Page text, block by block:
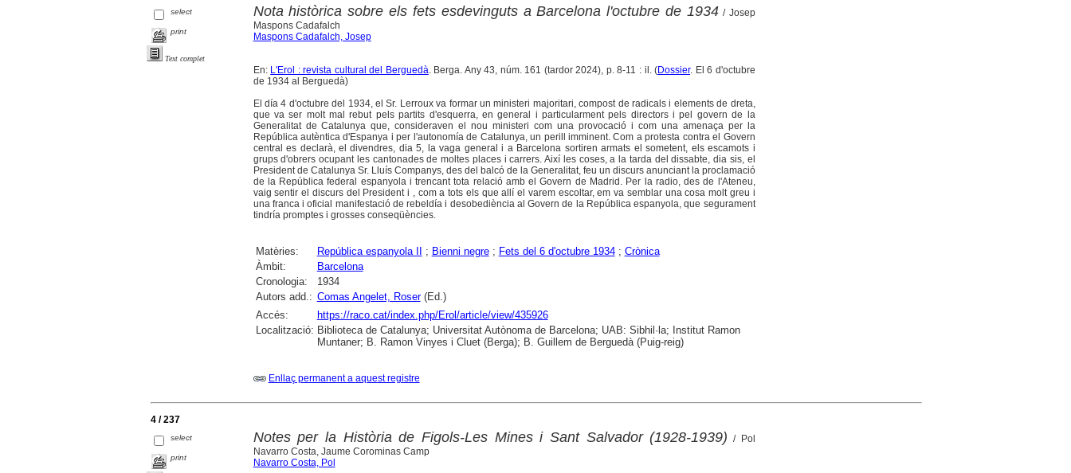
select
print
Text complet
Nota històrica sobre els fets esdevinguts a Barcelona l'octubre de 1934/ Josep
Maspons Cadafalch
Maspons Cadafalch, Josep
En: L'Erol : revista cultural del Berguedà. Berga. Any 43, núm. 161 (tardor 2024), p. 8-11 : il. (Dossier. El 6 d'octubre
de 1934 al Berguedà)
El día 4 d'octubre del 1934, el Sr. Lerroux va formar un ministeri majoritari, compost de radicals i elements de dreta,
que va ser molt mal rebut pels partits d'esquerra, en general i particularment pels directors i pel govern de la
Generalitat de Catalunya que, consideraven el nou ministeri com una provocació i com una amenaça per la
República autèntica d'Espanya i per l'autonomía de Catalunya, un perill imminent. Com a protesta contra el Govern
central es declarà, el divendres, dia 5, la vaga general i a Barcelona sortiren armats el sometent, els escamots i
grups d'obrers ocupant les cantonades de moltes places i carrers. Així les coses, a la tarda del dissabte, dia sis, el
President de Catalunya Sr. Lluís Companys, des del balcó de la Generalitat, feu un discurs anunciant la proclamació
de la República federal espanyola i trencant tota relació amb el Govern de Madrid. Per la radio, des de l'Ateneu,
vaig sentir el discurs del President i , com a tots els que allí el varem escoltar, em va semblar una cosa molt greu i
una franca i oficial manifestació de rebeldía i desobediència al Govern de la República espanyola, que segurament
tindría promptes i grosses conseqüències.
Matèries: República espanyola II ; Bienni negre; Fets del 6 d'octubre 1934; Crònica
Àmbit:
Barcelona
Cronologia:
1934
Autors add.: Comas Angelet, Roser(Ed.)
Accés:
https://raco.cat/index.php/Erol/article/view/435926
Localització: Biblioteca de Catalunya; Universitat Autònoma de Barcelona; UAB: Sibhil·la; Institut Ramon
Muntaner; B. Ramon Vinyes i Cluet (Berga); B. Guillem de Berguedà (Puig-reig)
Enllaç permanent a aquest registre
4 / 237
select
print
Notes per la Història de Figols-Les Mines i Sant Salvador (1928-1939) / Pol
Navarro Costa, Jaume Corominas Camp
Navarro Costa, Pol